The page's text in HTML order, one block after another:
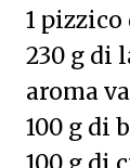
1 pizzico
230 g di
aroma
100 g di